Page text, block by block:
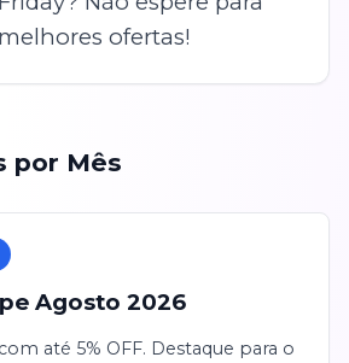
ofertas!
por Mês
Agosto 2026
até 5% OFF. Destaque para o